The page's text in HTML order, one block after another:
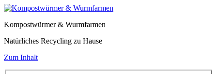
Kompostwürmer & Wurmfarmen
Natürliches Recycling zu Hause
Zum Inhalt